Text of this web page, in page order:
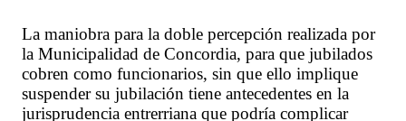
La maniobra para la doble percepción realizada por
la Municipalidad de Concordia, para que jubilados
cobren como funcionarios, sin que ello implique
suspender su jubilación tiene antecedentes en la
jurisprudencia entrerriana que podría complicar